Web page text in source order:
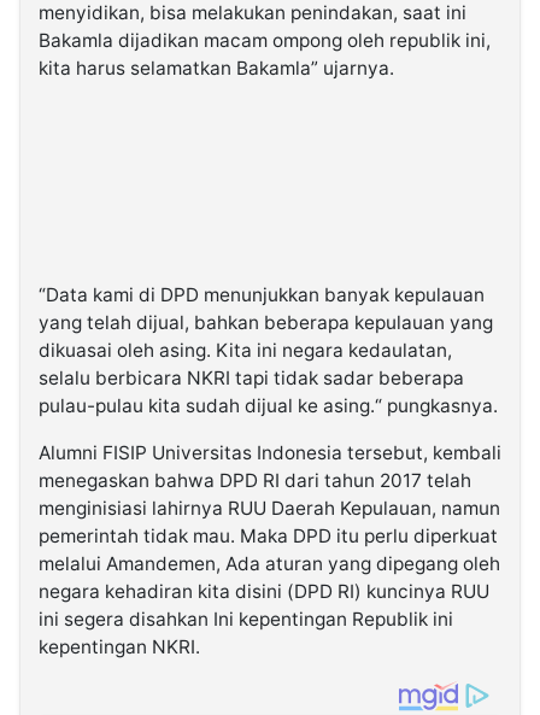
menyidikan, bisa melakukan penindakan, saat ini
Bakamla dijadikan macam ompong oleh republik ini,
kita harus selamatkan Bakamla” ujarnya.
“Data kami di DPD menunjukkan banyak kepulauan
yang telah dijual, bahkan beberapa kepulauan yang
dikuasai oleh asing. Kita ini negara kedaulatan,
selalu berbicara NKRI tapi tidak sadar beberapa
pulau-pulau kita sudah dijual ke asing.“ pungkasnya.
Alumni FISIP Universitas Indonesia tersebut, kembali
menegaskan bahwa DPD RI dari tahun 2017 telah
menginisiasi lahirnya RUU Daerah Kepulauan, namun
pemerintah tidak mau. Maka DPD itu perlu diperkuat
melalui Amandemen, Ada aturan yang dipegang oleh
negara kehadiran kita disini (DPD RI) kuncinya RUU
ini segera disahkan Ini kepentingan Republik ini
kepentingan NKRI.